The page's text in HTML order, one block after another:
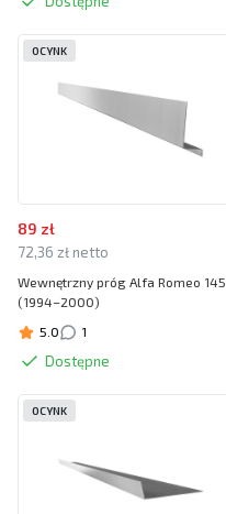
89 zł
72,36 zł netto
Wewnętrzny próg Alfa Romeo 145
(1994–2000)
5.0
1
Dostępne
OCYNK
OCYNK